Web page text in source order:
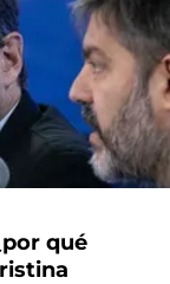
qué